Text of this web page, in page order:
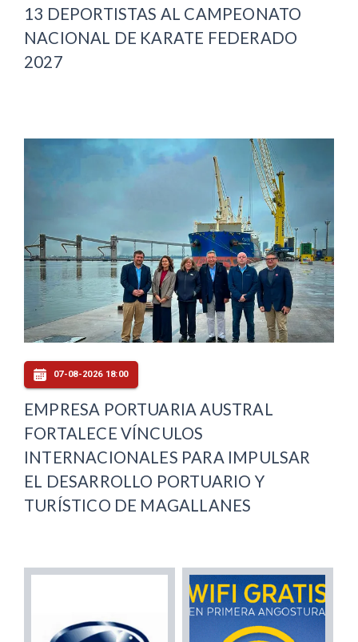
13 DEPORTISTAS AL CAMPEONATO
NACIONAL DE KARATE FEDERADO
2027
07-08-2026 18:00
EMPRESA PORTUARIA AUSTRAL
FORTALECE VÍNCULOS
INTERNACIONALES PARA IMPULSAR
EL DESARROLLO PORTUARIO Y
TURÍSTICO DE MAGALLANES